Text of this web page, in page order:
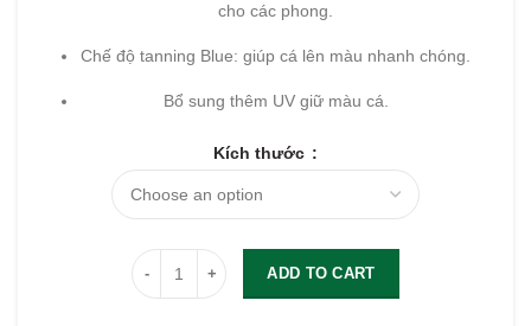
cho các phong.
Chế độ tanning Blue: giúp cá lên màu nhanh chóng.
Bổ sung thêm UV giữ màu cá.
Kích thước
ADD TO CART